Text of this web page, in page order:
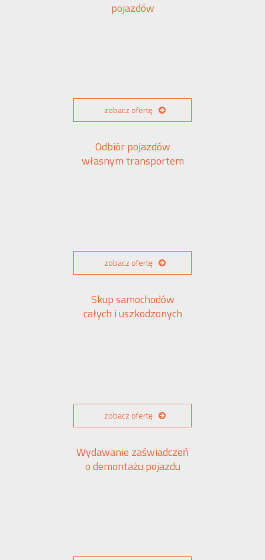
pojazdów
zobacz ofertę
Odbiór pojazdów
własnym transportem
zobacz ofertę
Skup samochodów
całych i uszkodzonych
zobacz ofertę
Wydawanie zaświadczeń
o demontażu pojazdu